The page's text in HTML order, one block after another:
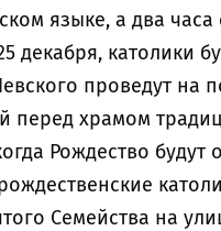
языке, а два
декабря, католики
проведут на
перед храмом
Рождество
Семейства на